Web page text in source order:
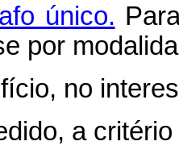
único.
por
no
a